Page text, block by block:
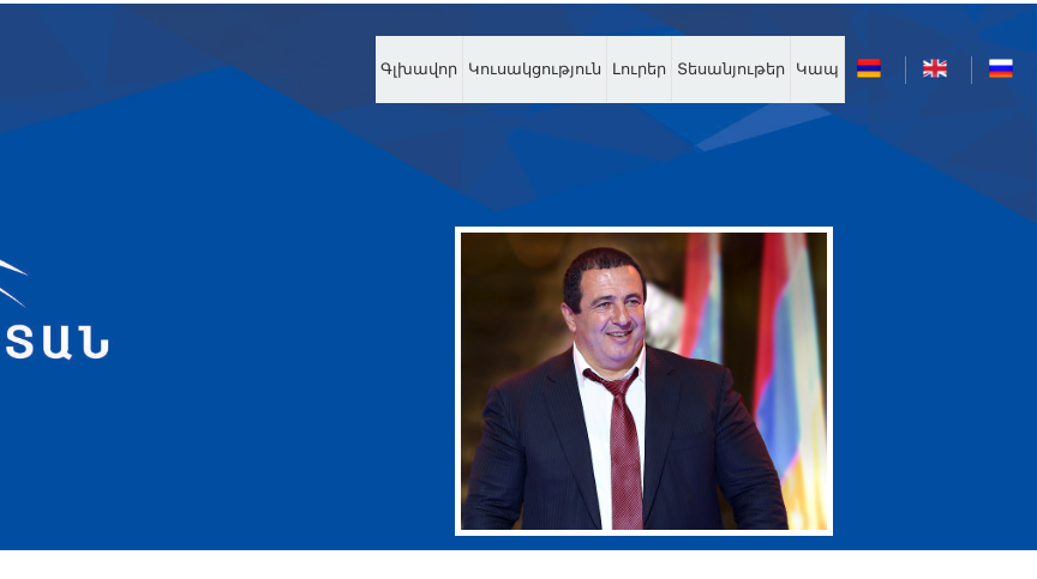
Գլխավոր Կուսակցություն Լուրեր Տեսանյութեր Կապ